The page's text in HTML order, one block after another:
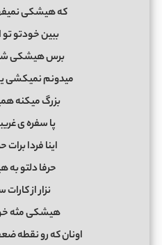
که هیشکی
ببین خودتو
برس هیشکی
میدونم نمیکشی
بزرگ میکنه
پا سفره ی
اینا فردا
حرفا دلتو
نزار از
هیشکی مثه
اونان که رو نقطه